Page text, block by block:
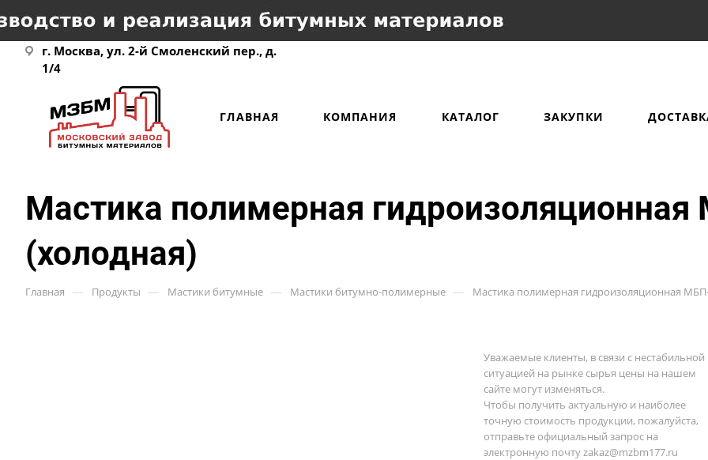
г. Москва, ул. 2-й Смоленский пер., д.
1/4
ГЛАВНАЯ КОМПАНИЯ КАТАЛОГ ЗАКУПКИ
Мастика полимерная
(холодная)
Главная — Продукты — Мастики битумные — Мастики битумно-полимерные — Мастика полимерная гидроизоляционная
Уважаемые клиенты, в связи с нестабильной
ситуацией на рынке сырья цены на нашем
сайте могут изменяться.
Чтобы получить актуальную и наиболее
точную стоимость продукции, пожалуйста,
отправьте официальный запрос на
электронную почтуzakaz@mzbm177.ru